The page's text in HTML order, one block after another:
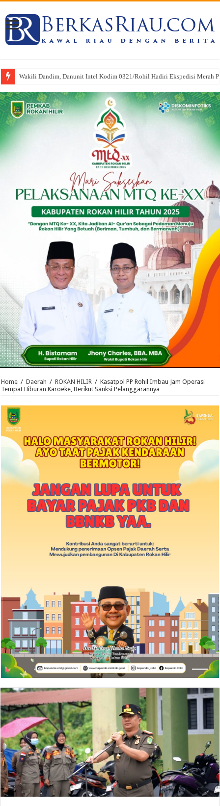
Wakili Dandim, Danunit Intel Kodim 0321/Rohil Hadiri Ekspedisi Merah
Home / Daerah / ROKAN HILIR / Kasatpol PP Rohil Imbau Jam Operasi
Tempat Hiburan Karoeke, Berikut Sanksi Pelanggarannya